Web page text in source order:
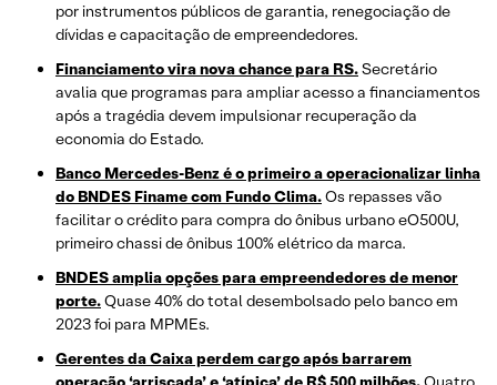
por instrumentos públicos de garantia, renegociação de
dívidas e capacitação de empreendedores.
Financiamento vira nova chance para RS.Secretário
avalia que programas para ampliar acesso a financiamentos
após a tragédia devem impulsionar recuperação da
economia do Estado.
Banco Mercedes-Benz é o primeiro a operacionalizar linha
do BNDES Finame com Fundo Clima.Os repasses vão
facilitar o crédito para compra do ônibus urbano eO500U,
primeiro chassi de ônibus 100% elétrico da marca.
BNDES amplia opções para empreendedores de menor
porte.Quase 40% do total desembolsado pelo banco em
2023 foi para MPMEs.
Gerentes da Caixa perdem cargo após barrarem